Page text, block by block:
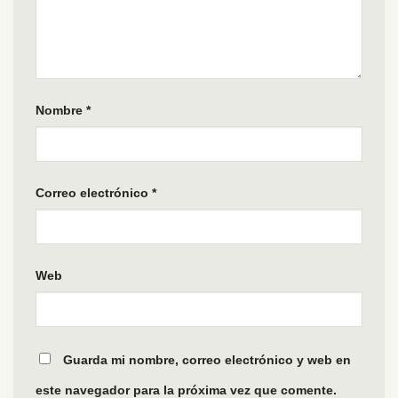
Nombre *
Correo electrónico *
Web
Guarda mi nombre, correo electrónico y web en
este navegador para la próxima vez que comente.